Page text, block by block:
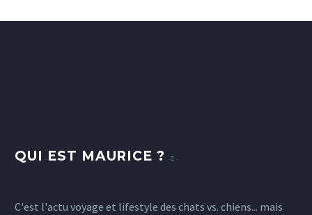
QUI EST MAURICE ?
C'est l'actu voyage et lifestyle des chats vs. chiens... mais